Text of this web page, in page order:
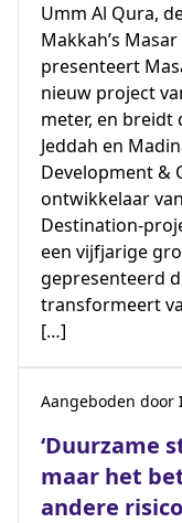
Umm Al Qura,
Makkah’s
presenteert
nieuw project
meter, en breidt
Jeddah en
Development &
ontwikkelaar
Destination-
een vijfjarige
gepresenteerd
transformeert
[…]
‘Duurzame
maar het
andere
Aangeboden door